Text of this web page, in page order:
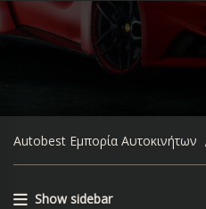
Autobest Εμπορία Αυτοκινήτων
Show sidebar